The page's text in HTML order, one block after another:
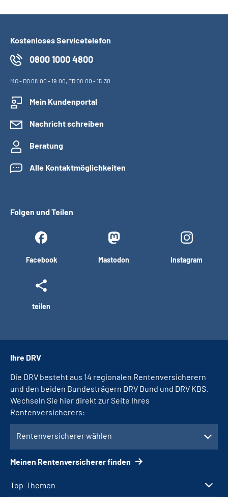
Kostenloses Servicetelefon
0800 1000 4800
MO- DO08:00 - 19:00, FR08:00 - 15:30
Mein Kundenportal
Nachricht schreiben
Beratung
Alle Kontaktmöglichkeiten
Folgen und Teilen
Facebook Mastodon Instagram
teilen
Top-Themen
Ihre DRV
Die DRV besteht aus 14 regionalen Rentenversicherern
und den beiden Bundesträgern DRV Bund und DRV KBS.
Wechseln Sie hier direkt zur Seite Ihres
Rentenversicherers:
Rentenversicherer wählen
Meinen Rentenversicherer finden